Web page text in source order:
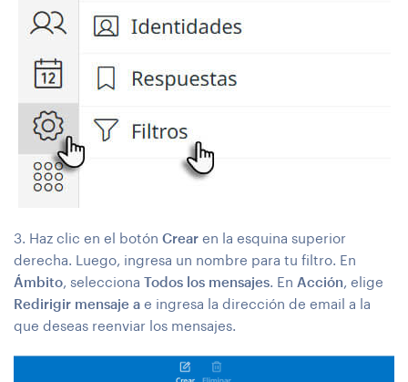
3. Haz clic en el botón Crear en la esquina superior
derecha. Luego, ingresa un nombre para tu filtro. En
Ámbito, selecciona Todos los mensajes. En Acción, elige
Redirigir mensaje a e ingresa la dirección de email a la
que deseas reenviar los mensajes.